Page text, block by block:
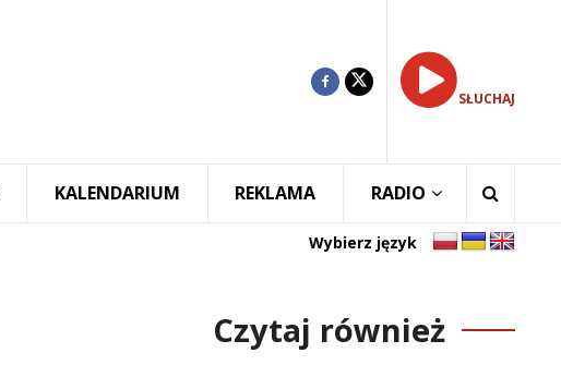
SŁUCHAJ
KALENDARIUM REKLAMA RADIO
Wybierz język
Czytaj również